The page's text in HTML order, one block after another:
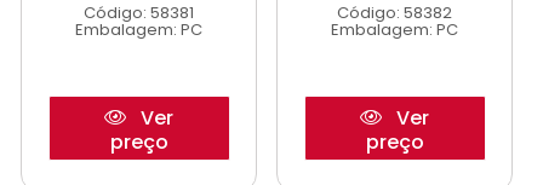
Código: 58381
Embalagem: PC
Ver
preço
Código: 58382
Embalagem: PC
Ver
preço